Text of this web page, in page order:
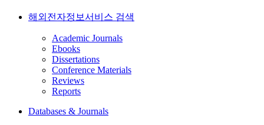
해외전자정보서비스 검색
Academic Journals
Ebooks
Dissertations
Conference Materials
Reviews
Reports
Databases & Journals